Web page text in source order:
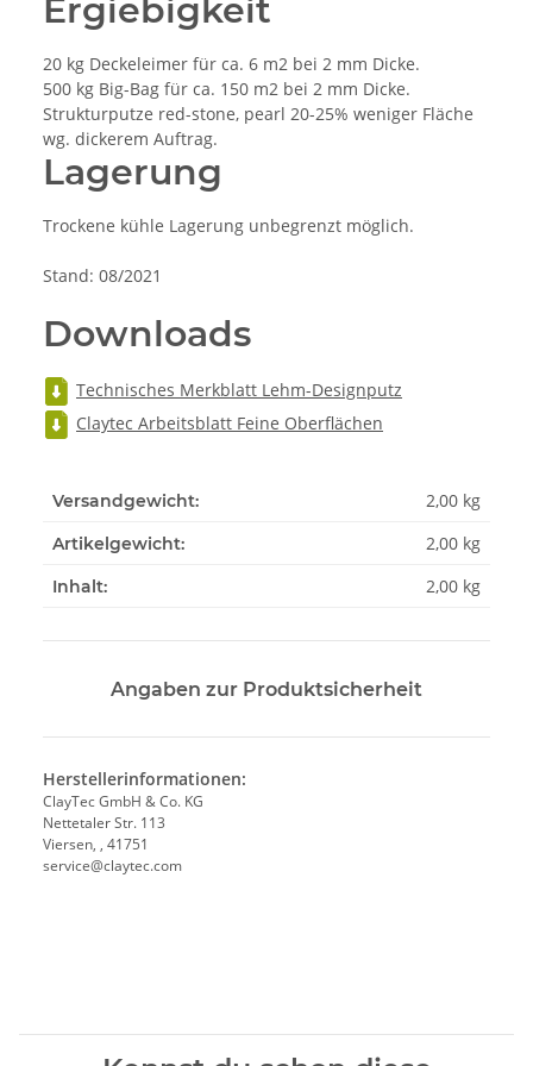
Ergiebigkeit
20 kg Deckeleimer für ca. 6 m2 bei 2 mm Dicke.
500 kg Big-Bag für ca. 150 m2 bei 2 mm Dicke.
Strukturputze red-stone, pearl 20-25% weniger Fläche
wg. dickerem Auftrag.
Lagerung
Trockene kühle Lagerung unbegrenzt möglich.
Stand: 08/2021
Downloads
Technisches Merkblatt Lehm-Designputz
Claytec Arbeitsblatt Feine Oberflächen
Versandgewicht: 2,00 kg
Artikelgewicht: 2,00 kg
Inhalt: 2,00 kg
Angaben zur Produktsicherheit
Herstellerinformationen:
ClayTec GmbH & Co. KG
Nettetaler Str. 113
Viersen, , 41751
service@claytec.com